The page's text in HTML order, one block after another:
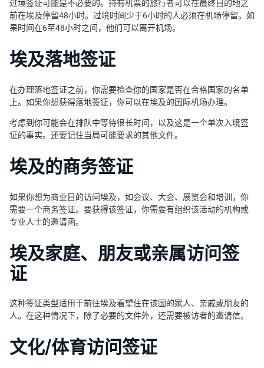
过境签证可能是不必要的。持有机票的旅行者可以在最终目的地之
前在埃及停留48小时。过境时间少于6小时的人必须在机场停留。如
果时间在6至48小时之间，他们可以离开机场。
埃及落地签证
在办理落地签证之前，你需要检查你的国家是否在合格国家的名单
上。如果你想获得落地签证，你可以在埃及的国际机场办理。
考虑到你可能会在排队中等待很长时间，以及这是一个单次入境签
证的事实。还要记住当局可能要求的其他文件。
埃及的商务签证
如果你想为商业目的访问埃及，如会议、大会、展览会和培训，你
需要一个商务签证。要获得该签证，你需要有组织该活动的机构或
专业人士的邀请函。
埃及家庭、朋友或亲属访问签
证
这种签证类型适用于前往埃及看望住在该国的家人、亲戚或朋友的
人。在这种情况下，除了必要的文件外，还需要被访者的邀请信。
文化/体育访问签证